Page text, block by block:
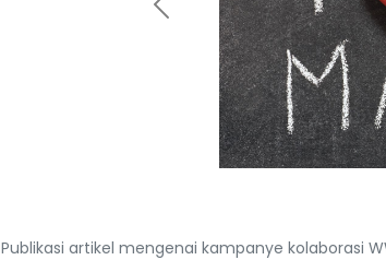
Previous
Publikasi artikel mengenai kampanye kolaborasi